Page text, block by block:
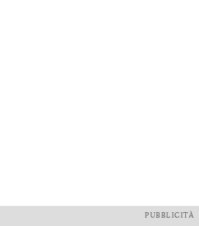
PUBBLICITÀ